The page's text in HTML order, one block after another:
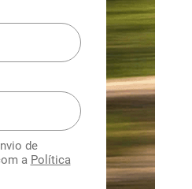
de
a Política